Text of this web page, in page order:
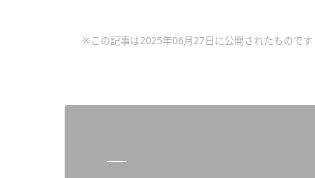
※この記事は2025年06月27日に公開されたものです